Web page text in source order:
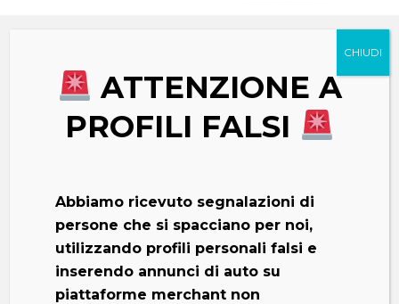
ATTENZIONE A
PROFILI FALSI
Abbiamo ricevuto segnalazioni di
persone che si spacciano per noi,
utilizzando profili personali falsi e
inserendo annunci di auto su
piattaforme merchant non